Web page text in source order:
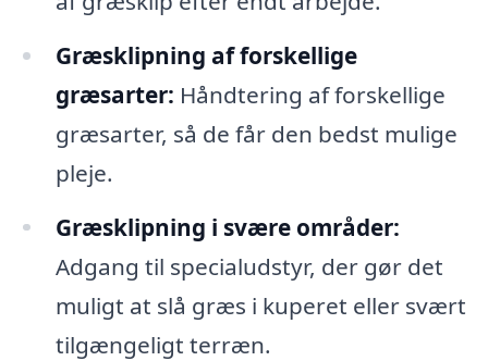
Græsklipning af forskellige
græsarter: Håndtering af forskellige
græsarter, så de får den bedst mulige
pleje.
Græsklipning i svære områder:
Adgang til specialudstyr, der gør det
muligt at slå græs i kuperet eller svært
tilgængeligt terræn.